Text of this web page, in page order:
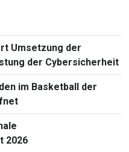
Umsetzung der
der Cybersicherheit
im Basketball der
2026